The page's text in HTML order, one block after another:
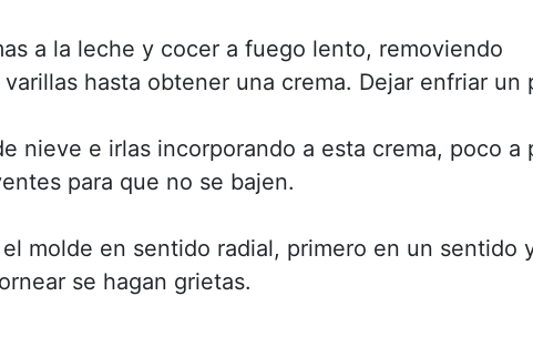
a la leche y cocer a fuego lento, removiendo
hasta obtener una crema. Dejar enfriar un
nieve e irlas incorporando a esta crema, poco a
para que no se bajen.
molde en sentido radial, primero en un sentido
se hagan grietas.